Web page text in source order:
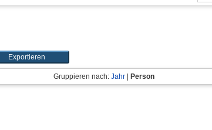
Gruppieren nach: Jahr Person